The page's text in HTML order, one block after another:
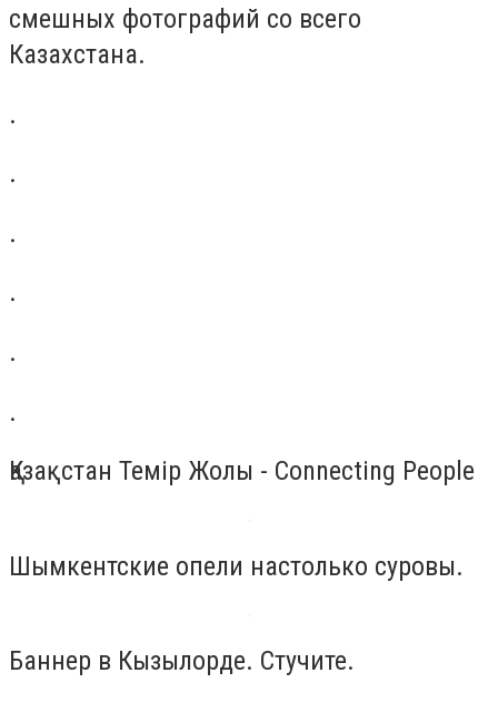
смешных фотографий со всего
Казахстана.
.
.
.
.
.
.
Қазақстан Темiр Жолы - Connecting People
Шымкентские опели настолько суровы.
Баннер в Кызылорде. Стучите.